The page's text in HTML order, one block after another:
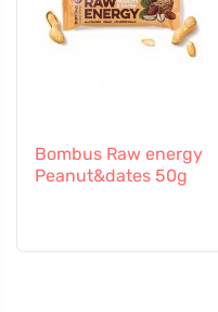
Bombus Raw energy
Peanut&dates 50g